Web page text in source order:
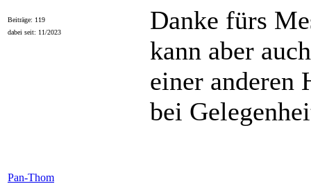
Beiträge: 119
dabei seit: 11/2023
Danke fürs
kann aber
einer anderen
bei
Pan-Thom